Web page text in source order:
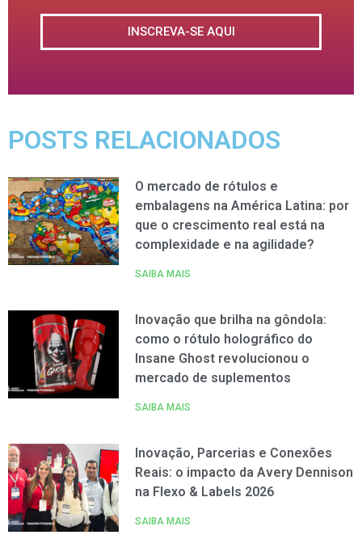
INSCREVA-SE AQUI
POSTS RELACIONADOS
O mercado de rótulos e
embalagens na América Latina: por
que o crescimento real está na
complexidade e na agilidade?
SAIBA MAIS
Inovação que brilha na gôndola:
como o rótulo holográfico do
Insane Ghost revolucionou o
mercado de suplementos
SAIBA MAIS
Inovação, Parcerias e Conexões
Reais: o impacto da Avery Dennison
na Flexo & Labels 2026
SAIBA MAIS